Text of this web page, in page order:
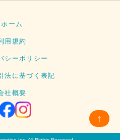
ーム
用規約
シーポリシー
法に基づく表記
社概要
↑